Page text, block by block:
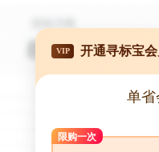
VIP 开通寻标宝
单
限购一次